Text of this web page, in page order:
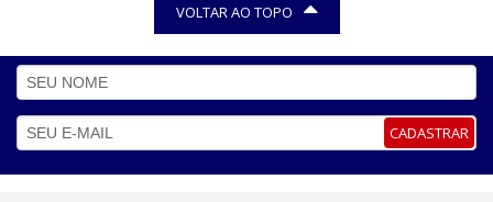
VOLTAR AO TOPO
CADASTRAR